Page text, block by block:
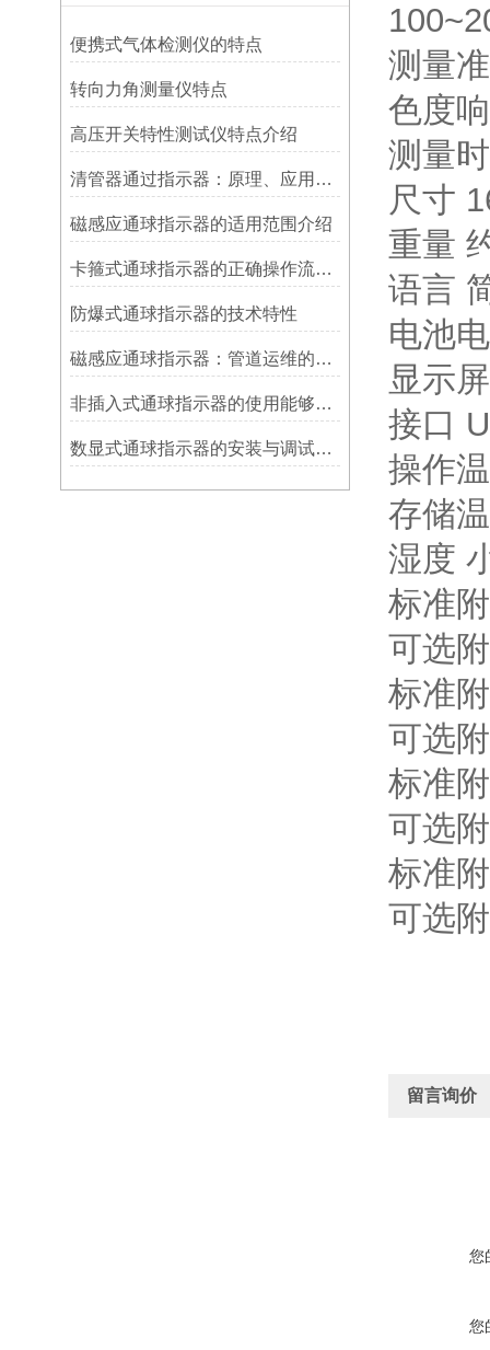
便携式气体检测仪的特点
转向力角测量仪特点
高压开关特性测试仪特点介绍
清管器通过指示器：原理、应用与维护
磁感应通球指示器的适用范围介绍
卡箍式通球指示器的正确操作流程介绍
防爆式通球指示器的技术特性
磁感应通球指示器：管道运维的隐形守护者
非插入式通球指示器的使用能够满足各类管道的要求
数显式通球指示器的安装与调试技巧
测量
色度
测量
尺寸
重量
语言
电池
显示
接口
操作
存储
湿度
标准
可选
标准
可选
标准
可选
标准
可选
留言询价
您
您